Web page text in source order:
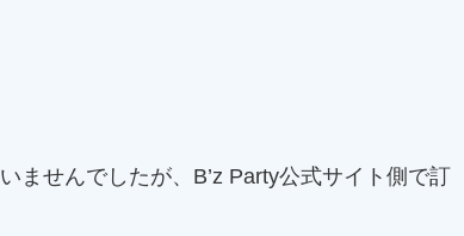
ませんでしたが、B’z Party公式サイト側で訂